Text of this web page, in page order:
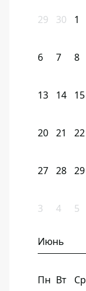
29 30 1
6 7 8
13 14 15
20 21 22
27 28 29
3 4 5
Июнь
Пн Вт Ср